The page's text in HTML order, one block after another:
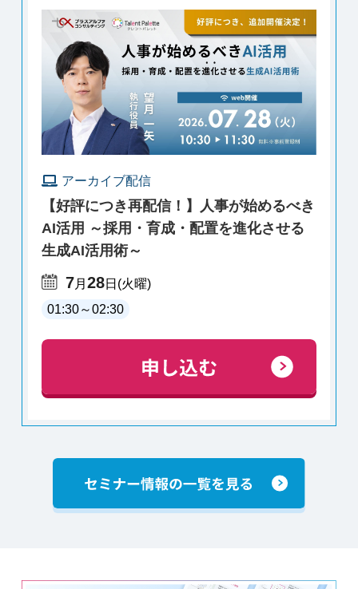
アーカイブ配信
【好評につき再配信！】人事が始めるべき
AI活用 ～採用・育成・配置を進化させる
生成AI活用術～
7 月 28日 (火曜)
01:30～02:30